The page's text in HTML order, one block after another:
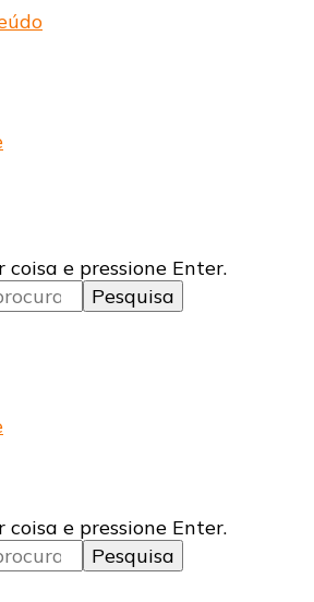
coisa e pressione Enter.
Qualidade
coisa e pressione Enter.